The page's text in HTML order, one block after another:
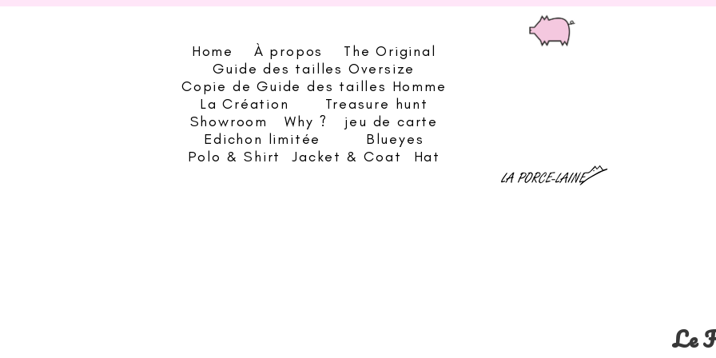
Home À propos
The Original
Guide des tailles Oversize
Copie de Guide des tailles Homme
La Création
Treasure hunt
Showroom
Why ?
jeu de carte
Edichon limitée
Blueyes
Polo & Shirt
Jacket & Coat Hat
Le